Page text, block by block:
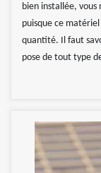
bien installée, vous
puisque ce
quantité. Il faut
pose de tout type